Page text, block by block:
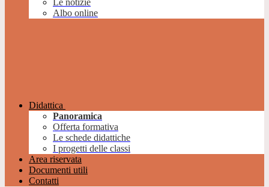
Le notizie
Albo online
Didattica
Panoramica
Offerta formativa
Le schede didattiche
I progetti delle classi
Area riservata
Documenti utili
Contatti